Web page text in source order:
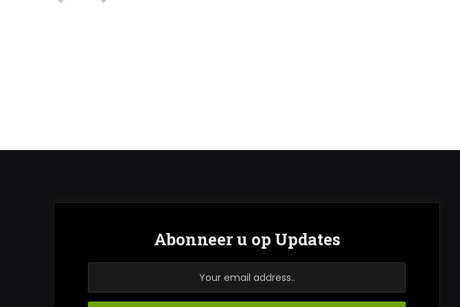
Abonneer u op Updates